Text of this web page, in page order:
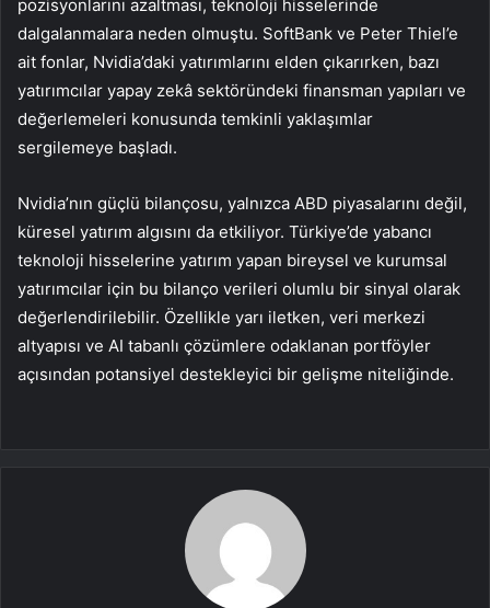
pozisyonlarını azaltması, teknoloji hisselerinde
dalgalanmalara neden olmuştu. SoftBank ve Peter Thiel’e
ait fonlar, Nvidia’daki yatırımlarını elden çıkarırken, bazı
yatırımcılar yapay zekâ sektöründeki finansman yapıları ve
değerlemeleri konusunda temkinli yaklaşımlar
sergilemeye başladı.
Nvidia’nın güçlü bilançosu, yalnızca ABD piyasalarını değil,
küresel yatırım algısını da etkiliyor. Türkiye’de yabancı
teknoloji hisselerine yatırım yapan bireysel ve kurumsal
yatırımcılar için bu bilanço verileri olumlu bir sinyal olarak
değerlendirilebilir. Özellikle yarı iletken, veri merkezi
altyapısı ve AI tabanlı çözümlere odaklanan portföyler
açısından potansiyel destekleyici bir gelişme niteliğinde.